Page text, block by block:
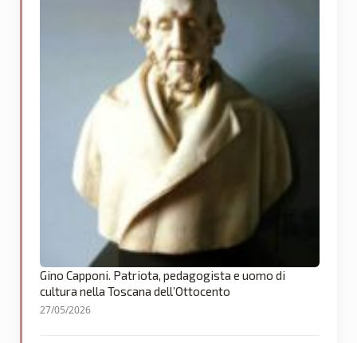
Gino Capponi. Patriota, pedagogista e uomo di
cultura nella Toscana dell’Ottocento
27/05/2026